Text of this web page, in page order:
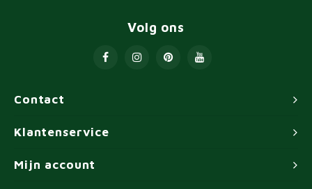
Contact
Volg ons
Klantenservice
Mijn account